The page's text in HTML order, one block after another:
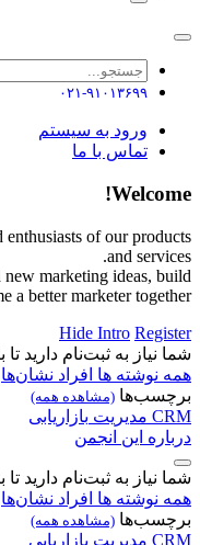
۰۲۱-۹۱۰۱۳۶۹۹
ورود به سیستم
تماس با ما
Welcome!
of our products
and services.
new marketing ideas, build
a better marketer together.
Hide Intro Register
شما نیاز به ثبت‌نام دارید
همه نوشته ها افراد نشان‌ها
برچسب‌ها (مشاهده همه)
CRM مدیریت بازاریابی
درباره این انجمن
شما نیاز به ثبت‌نام دارید
همه نوشته ها افراد نشان‌ها
برچسب‌ها (مشاهده همه)
CRM مدیریت بازاریابی